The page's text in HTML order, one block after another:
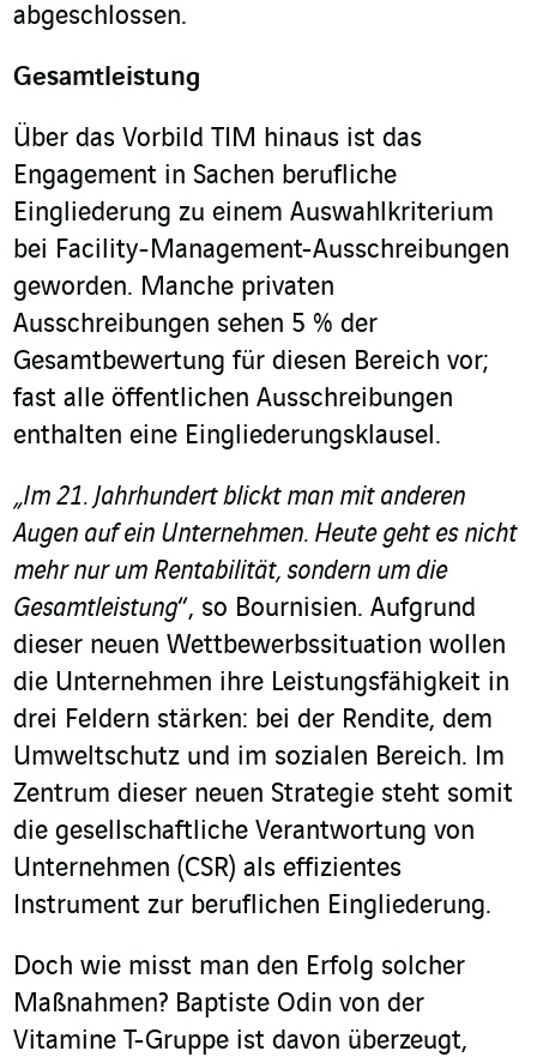
abgeschlossen.
Gesamtleistung
Über das Vorbild TIM hinaus ist das
Engagement in Sachen berufliche
Eingliederung zu einem Auswahlkriterium
bei Facility-Management-Ausschreibungen
geworden. Manche privaten
Ausschreibungen sehen 5 % der
Gesamtbewertung für diesen Bereich vor;
fast alle öffentlichen Ausschreibungen
enthalten eine Eingliederungsklausel.
„Im 21. Jahrhundert blickt man mit anderen
Augen auf ein Unternehmen. Heute geht es nicht
mehr nur um Rentabilität, sondern um die
Gesamtleistung“, so Bournisien. Aufgrund
dieser neuen Wettbewerbssituation wollen
die Unternehmen ihre Leistungsfähigkeit in
drei Feldern stärken: bei der Rendite, dem
Umweltschutz und im sozialen Bereich. Im
Zentrum dieser neuen Strategie steht somit
die gesellschaftliche Verantwortung von
Unternehmen (CSR) als effizientes
Instrument zur beruflichen Eingliederung.
Doch wie misst man den Erfolg solcher
Maßnahmen? Baptiste Odin von der
Vitamine T-Gruppe ist davon überzeugt,